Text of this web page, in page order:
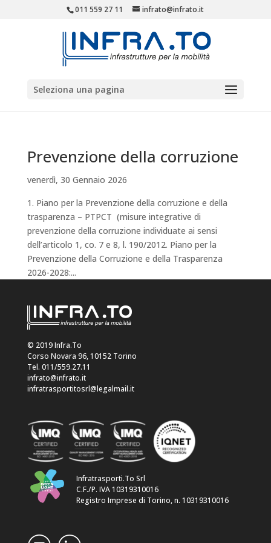
011 559 27 11 infrato@infrato.it
Seleziona una pagina
Prevenzione della corruzione
venerdì, 30 Gennaio 2026
1. Piano per la Prevenzione della corruzione e della
trasparenza – PTPCT (misure integrative di
prevenzione della corruzione individuate ai sensi
dell’articolo 1, co. 7 e 8, l. 190/2012. Piano per la
Prevenzione della Corruzione e della Trasparenza
2026-2028:...
© 2019 Infra.To
Corso Novara 96, 10152 Torino
Tel. 011/559.27.11
infrato@infrato.it
infratrasportitosrl@legalmail.it
Infratrasporti.To Srl
C.F./P. IVA 10319310016
Registro Imprese di Torino, n. 10319310016